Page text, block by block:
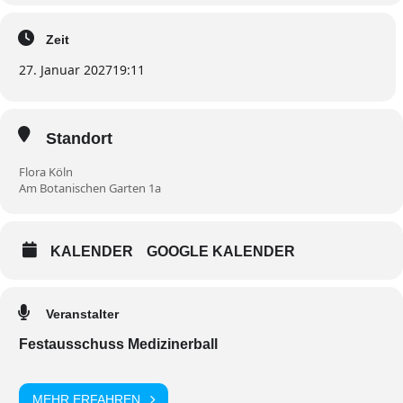
Zeit
27. Januar 202719:11
Standort
Flora Köln
Am Botanischen Garten 1a
KALENDER GOOGLE KALENDER
Veranstalter
Festausschuss Medizinerball
MEHR ERFAHREN